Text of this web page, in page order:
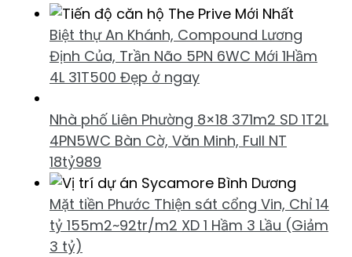
Biệt thự An Khánh, Compound Lương
Định Của, Trần Não 5PN 6WC Mới 1Hầm
4L 31T500 Đẹp ở ngay
Nhà phố Liên Phường 8×18 371m2 SD 1T2L
4PN5WC Bàn Cờ, Văn Minh, Full NT
18tỷ989
Mặt tiền Phước Thiện sát cổng Vin, Chỉ 14
tỷ 155m2~92tr/m2 XD 1 Hầm 3 Lầu (Giảm
3 tỷ)